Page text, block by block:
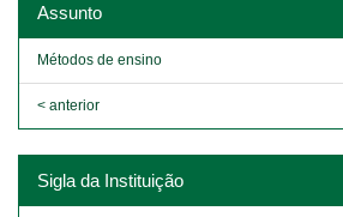
Assunto
Métodos de ensino
< anterior
Sigla da Instituição